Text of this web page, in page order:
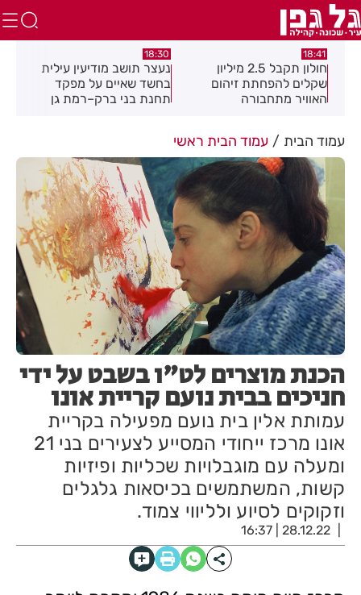
18:41
חולון תקבל 2.5 מיליון
שקלים להפחתת זיהום
האוויר מתחבורה
18:30
נעצר תושב מודיעין עילית
בחשד שאיים על מפקד
תחנת בני ברק–רמת גן
עמוד הבית עמוד הבית ראשי
הכנת מוצרים לט"ו בשבט על ידי
חניכים בבית נועם קריית אונו
עמותת אלין בית נועם מפעילה בקריית
אונו מרכז ייחודי המסייע לצעירים בני 21
ומעלה עם מוגבלויות שכליות ופיזיות
קשות, המשתמשים בכיסאות גלגלים
וזקוקים לסיוע ולליווי צמוד.
28.12.22 | 16:37